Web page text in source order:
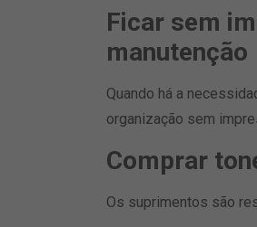
Ficar sem
manutenção
Quando há a
organização sem
Comprar
Os suprimentos são